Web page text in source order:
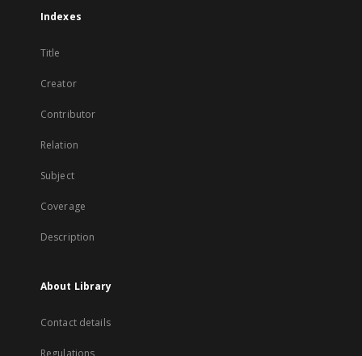
Indexes
Title
Creator
Contributor
Relation
Subject
Coverage
Description
About Library
Contact details
Regulations